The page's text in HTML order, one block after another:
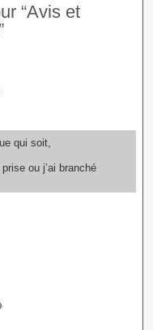
“Avis et
qui soit,
ou j’ai branché